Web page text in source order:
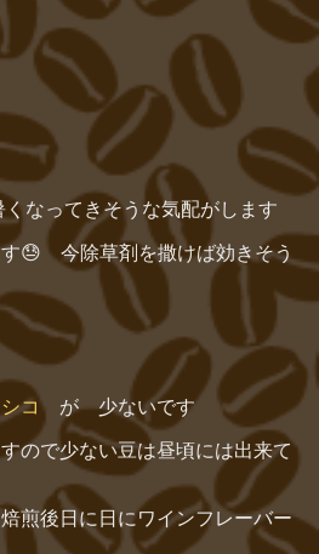
なってきそうな気配がします
😓 今除草剤を撒けば効きそう
コが 少ないです
ので少ない豆は昼頃には出来て
焙煎後日に日にワインフレーバー